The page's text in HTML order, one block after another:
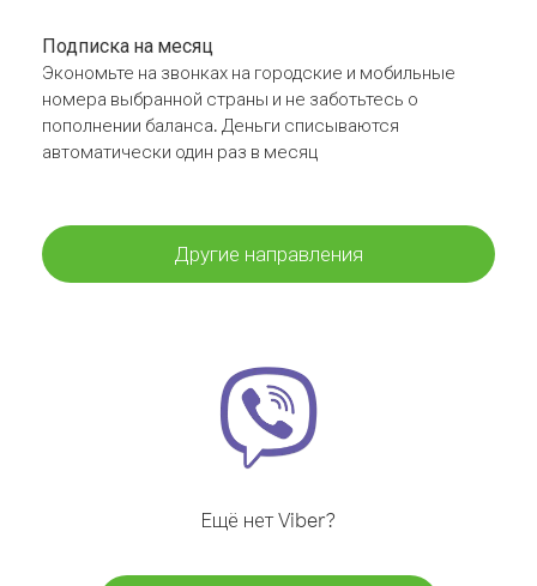
Подписка на месяц
Экономьте на звонках на городские и мобильные
номера выбранной страны и не заботьтесь о
пополнении баланса. Деньги списываются
автоматически один раз в месяц
Другие направления
Ещё нет Viber?